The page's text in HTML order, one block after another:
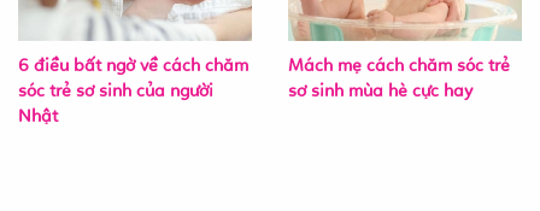
6 điều bất ngờ về cách chăm
sóc trẻ sơ sinh của người
Nhật
Mách mẹ cách chăm sóc trẻ
sơ sinh mùa hè cực hay